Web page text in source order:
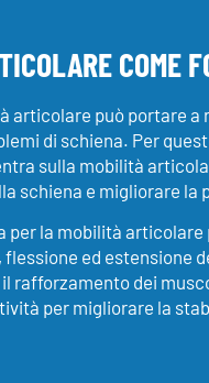
COME
articolare può portare a
di schiena. Per
sulla mobilità
schiena e migliorare la
per la mobilità articolare
ed estensione
rafforzamento dei
per migliorare la